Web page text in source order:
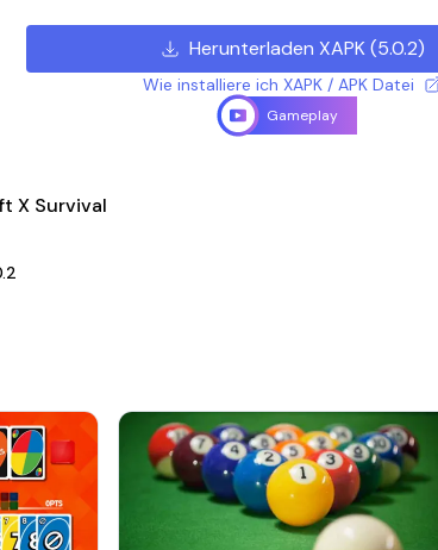
Herunterladen XAPK(5.0.2)
Wie installiere ich XAPK / APK Datei
Gameplay
X Survival